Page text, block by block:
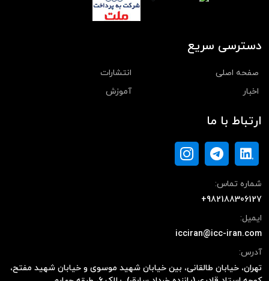
دسترسی سریع
صفحه اصلی
انتشارات
اخبار
آموزش
ارتباط با ما
شماره تماس:
+982188306127
ایمیل:
icciran@icc-iran.com
آدرس:
تهران، خیابان طالقانی، بین خیابان شهید موسوی و خیابان شهید مفتح،